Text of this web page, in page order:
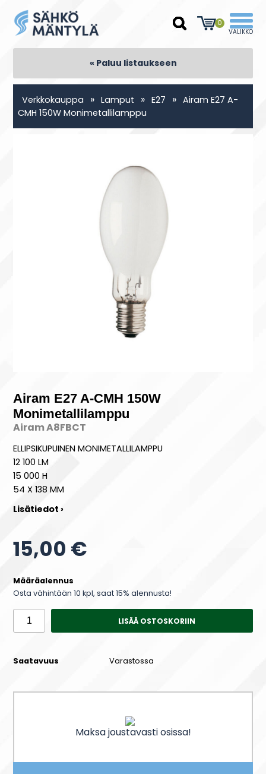
0
« Paluu listaukseen
Verkkokauppa » Lamput » E27 » Airam E27 A-
CMH 150W Monimetallilamppu
Airam E27 A-CMH 150W
Monimetallilamppu
Airam A8FBCT
ELLIPSIKUPUINEN MONIMETALLILAMPPU
12 100 LM
15 000 H
54 X 138 MM
Lisätiedot ›
15,00 €
Määräalennus
Osta vähintään 10 kpl, saat 15% alennusta!
LISÄÄ OSTOSKORIIN
Saatavuus Varastossa
Maksa joustavasti osissa!